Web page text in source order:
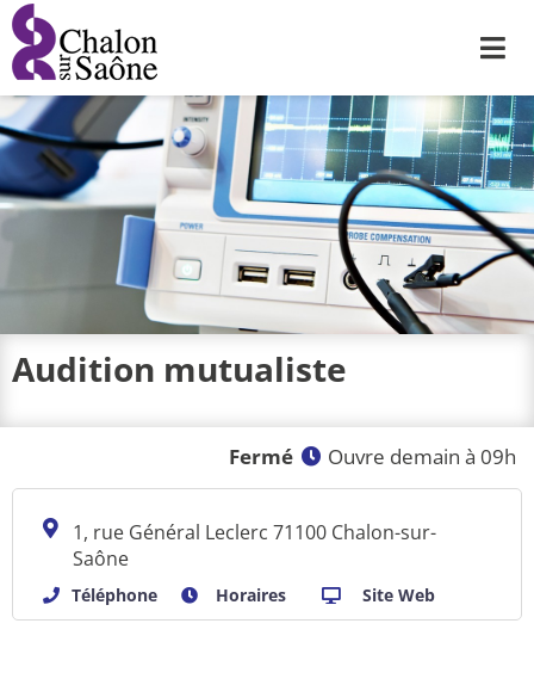
Audition mutualiste
Fermé Ouvre demain à 09h
1, rue Général Leclerc 71100 Chalon-sur-
Saône
Téléphone Horaires Site Web